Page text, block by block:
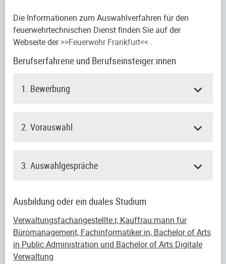
Die Informationen zum Auswahlverfahren für den
feuerwehrtechnischen Dienst finden Sie auf der
Webseite der>>Feuerwehr Frankfurt<< .
Berufserfahrene und Berufseinsteiger:innen
1. Bewerbung
2. Vorauswahl
3. Auswahlgespräche
Ausbildung oder ein duales Studium
Verwaltungsfachangestellte:r, Kauffrau:mann für
Büromanagement, Fachinformatiker:in, Bachelor of Arts
in Public Administration und Bachelor of Arts Digitale
Verwaltung